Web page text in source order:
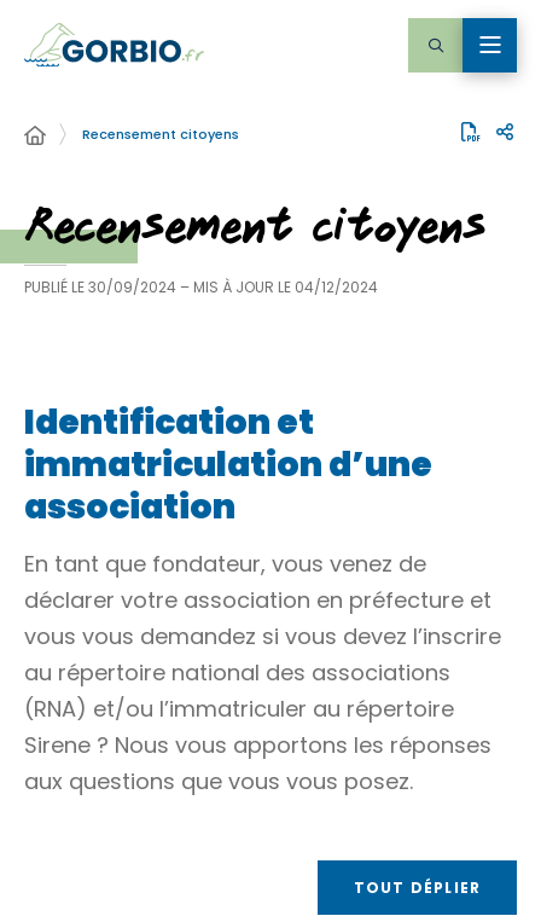
Recensement citoyens
Recensement citoyens
PUBLIÉ LE30/09/2024 – MIS À JOUR LE 04/12/2024
Identification et
immatriculation d’une
association
En tant que fondateur, vous venez de
déclarer votre association en préfecture et
vous vous demandez si vous devez l’inscrire
au répertoire national des associations
(RNA) et/ou l’immatriculer au répertoire
Sirene ? Nous vous apportons les réponses
aux questions que vous vous posez.
TOUT DÉPLIER